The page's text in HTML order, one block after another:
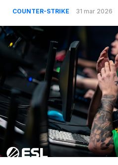
COUNTER-STRIKE 31 mar 2026